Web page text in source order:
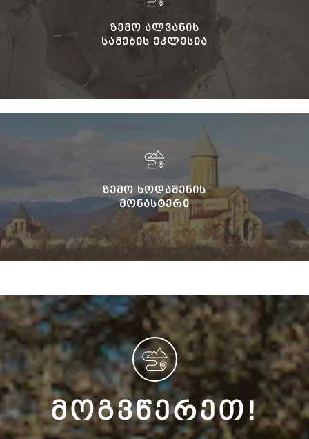
ᲖᲔᲛᲝ ᲐᲚᲕᲐᲜᲘᲡ
ᲡᲐᲛᲔᲑᲘᲡ ᲔᲙᲚᲔᲡᲘᲐ
ᲖᲔᲛᲝ ᲮᲝᲓᲐᲨᲔᲜᲘᲡ
ᲛᲝᲜᲐᲡᲢᲔᲠᲘ
ᲛᲝᲒᲕᲬᲔᲠᲔᲗ!